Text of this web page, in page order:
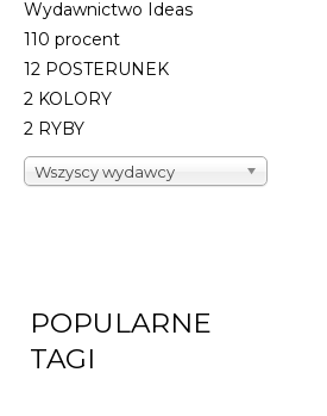
Wydawnictwo Ideas
110 procent
12 POSTERUNEK
2 KOLORY
2 RYBY
Wszyscy wydawcy
POPULARNE
TAGI